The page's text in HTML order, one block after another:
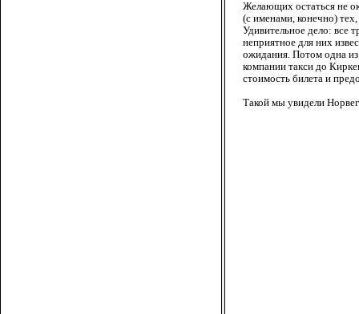
Желающих остаться не
(с именами, конечно)
Удивительное дело: все
неприятное для них
ожидания. Потом одна из
компании такси до
стоимость билета и
Такой мы увидели